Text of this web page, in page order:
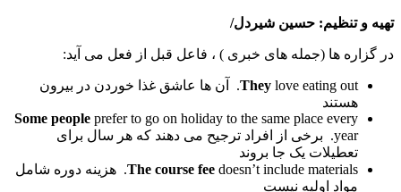
تهیه و تنظیم: حسین شیردل/
در گزاره ها (جمله های خبری ) ، فاعل قبل از فعل می آید:
Theylove eating out. آن ها عاشق غذا خوردن در بیرون
هستند
Some people prefer to go on holiday to the same place every
year. برخی از افراد ترجیح می دهند که هر سال برای
تعطیلات یک جا بروند
The course feedoesn’t include materials. هزینه دوره شامل
مواد اولیه نیست